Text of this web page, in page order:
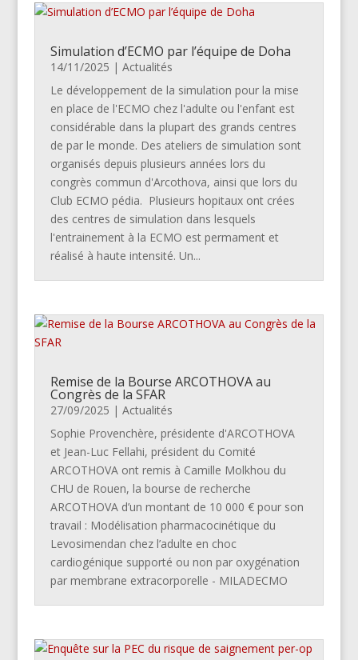
Simulation d’ECMO par l’équipe de Doha
14/11/2025 | Actualités
Le développement de la simulation pour la mise
en place de l'ECMO chez l'adulte ou l'enfant est
considérable dans la plupart des grands centres
de par le monde. Des ateliers de simulation sont
organisés depuis plusieurs années lors du
congrès commun d'Arcothova, ainsi que lors du
Club ECMO pédia. Plusieurs hopitaux ont crées
des centres de simulation dans lesquels
l'entrainement à la ECMO est permament et
réalisé à haute intensité. Un...
Remise de la Bourse ARCOTHOVA au
Congrès de la SFAR
27/09/2025 | Actualités
Sophie Provenchère, présidente d'ARCOTHOVA
et Jean-Luc Fellahi, président du Comité
ARCOTHOVA ont remis à Camille Molkhou du
CHU de Rouen, la bourse de recherche
ARCOTHOVA d’un montant de 10 000 € pour son
travail : Modélisation pharmacocinétique du
Levosimendan chez l’adulte en choc
cardiogénique supporté ou non par oxygénation
par membrane extracorporelle - MILADECMO